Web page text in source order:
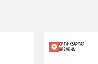
СИТИ-КВАРТАЛ
ВРЕМЕНА